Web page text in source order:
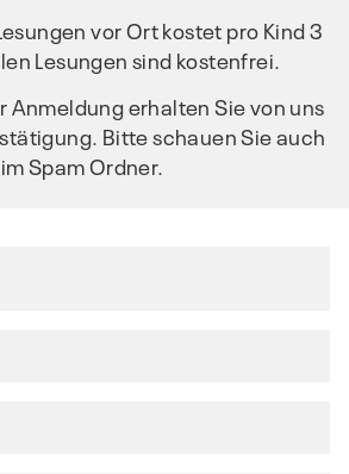
vor Ort kostet pro Kind 3
Lesungen sind kostenfrei.
Anmeldung erhalten Sie von uns
Bitte schauen Sie auch
im Spam Ordner.